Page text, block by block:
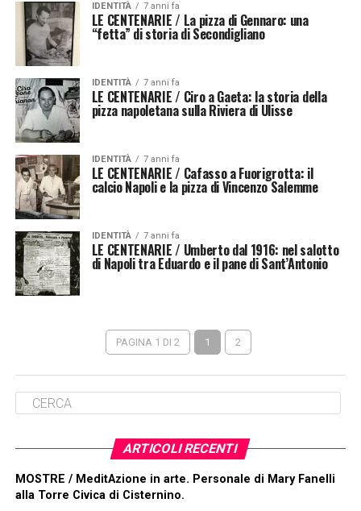
IDENTITÀ 7 anni fa
LE CENTENARIE / La pizza di Gennaro: una
“fetta” di storia di Secondigliano
IDENTITÀ 7 anni fa
LE CENTENARIE / Ciro a Gaeta: la storia della
pizza napoletana sulla Riviera di Ulisse
IDENTITÀ 7 anni fa
LE CENTENARIE / Cafasso a Fuorigrotta: il
calcio Napoli e la pizza di Vincenzo Salemme
IDENTITÀ 7 anni fa
LE CENTENARIE / Umberto dal 1916: nel salotto
di Napoli tra Eduardo e il pane di Sant’Antonio
PAGINA 1 DI 2 1 2
ARTICOLI RECENTI
MOSTRE / MeditAzione in arte. Personale di Mary Fanelli
alla Torre Civica di Cisternino.